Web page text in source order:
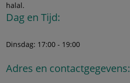
halal.
Dag en Tijd:
Dinsdag: 17:00 - 19:00
Adres en contactgegevens: